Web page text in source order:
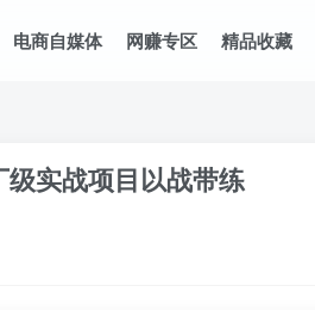
电商自媒体 网赚专区 精品收藏
级实战项目以战带练